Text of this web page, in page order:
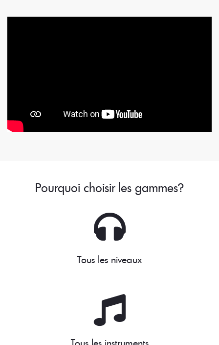
Pourquoi choisir les gammes?
Tous les niveaux